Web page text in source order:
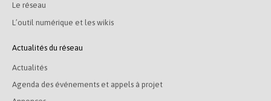
Le réseau
L’outil numérique et les wikis
Actualités du réseau
Actualités
Agenda des événements et appels à projet